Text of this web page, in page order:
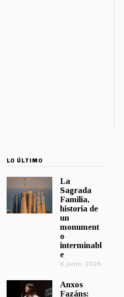
LO ÚLTIMO
La
Sagrada
Familia,
historia de
un
monument
o
interminabl
e
8 junio, 2026
Anxos
Fazáns: